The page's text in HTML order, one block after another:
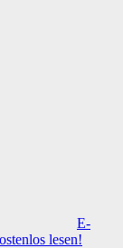
E-
lesen!